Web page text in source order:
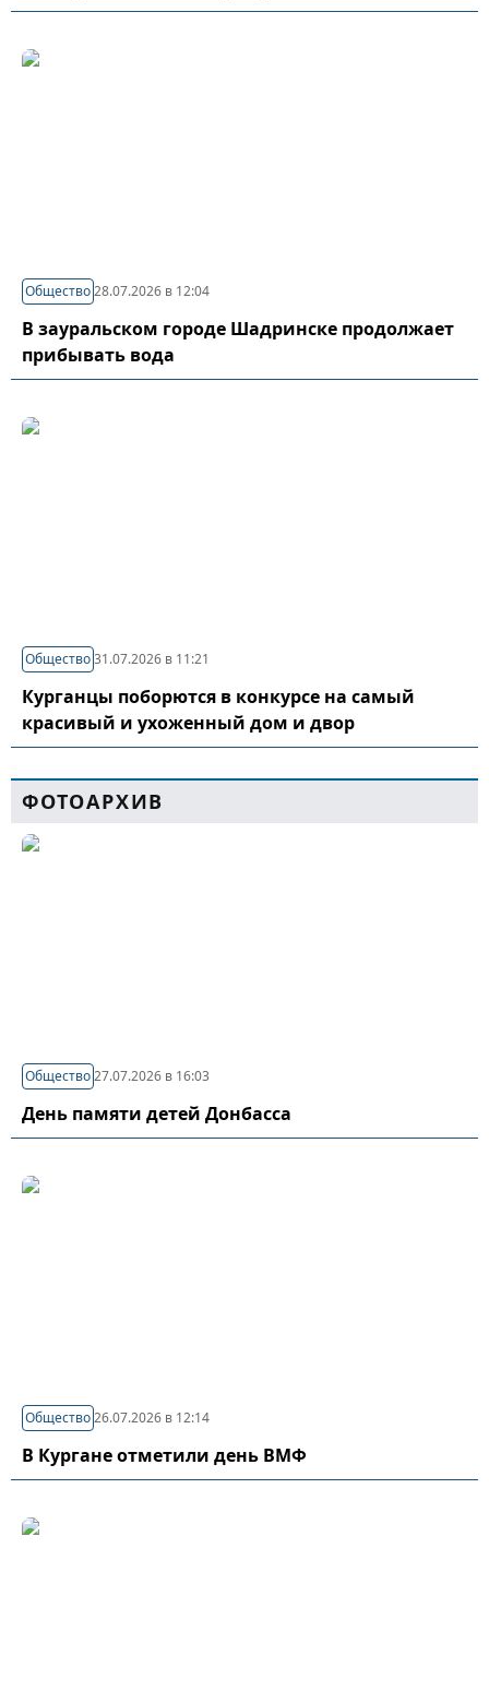
Общество28.07.2026 в 12:04
В зауральском городе Шадринске продолжает
прибывать вода
Общество31.07.2026 в 11:21
Курганцы поборются в конкурсе на самый
красивый и ухоженный дом и двор
ФОТОАРХИВ
Общество27.07.2026 в 16:03
День памяти детей Донбасса
Общество26.07.2026 в 12:14
В Кургане отметили день ВМФ